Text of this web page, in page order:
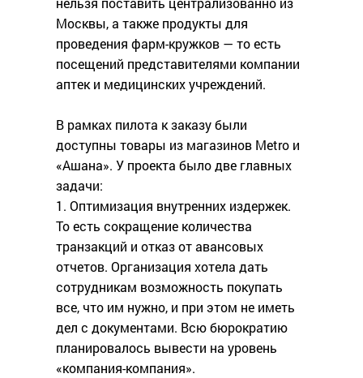
Москвы, а также продукты для
проведения фарм-кружков — то есть
посещений представителями компании
аптек и медицинских учреждений.
В рамках пилота к заказу были
доступны товары из магазинов Metro и
«Ашана». У проекта было две главных
задачи:
1. Оптимизация внутренних издержек‎.
То есть сокращение количества
транзакций и отказ от авансовых
отчетов. Организация хотела дать
сотрудникам возможность покупать
все, что им нужно, и при этом не иметь
дел с документами. Всю бюрократию
планировалось вывести на уровень
«‎компания-компания».